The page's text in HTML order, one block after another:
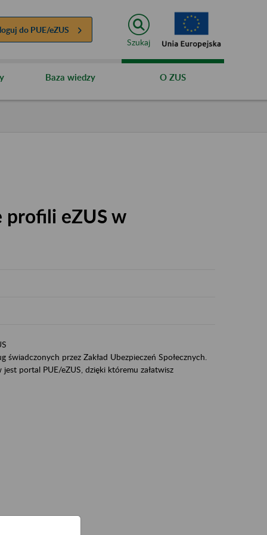
do PUE/eZUS
Szukaj
Baza wiedzy O ZUS
profili eZUS w
przez Zakład Ubezpieczeń Społecznych.
portal PUE/eZUS, dzięki któremu załatwisz